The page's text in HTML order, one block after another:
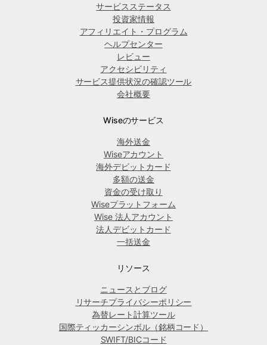
サービスステータス
投資家情報
アフィリエイト・プログラム
ヘルプセンター
レビュー
アクセシビリティ
サービス提供状況の確認ツール
会社概要
Wiseのサービス
海外送金
Wiseアカウント
海外デビットカード
多額の送金
資金の受け取り
Wiseプラットフォーム
Wise 法人アカウント
法人デビットカード
一括送金
リソース
ニュースとブログ
リサーチプライバシーポリシー
為替レート計算ツール
国際ティッカーシンボル（銘柄コード）
SWIFT/BICコード